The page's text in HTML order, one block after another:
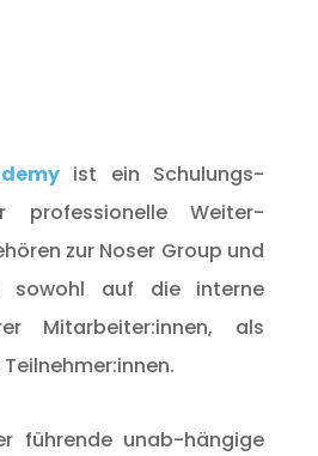
ist ein Schulungs-
professionelle Weiter-
zur Noser Group und
sowohl auf die interne
Mitarbeiter:innen, als
führende unab-hängige